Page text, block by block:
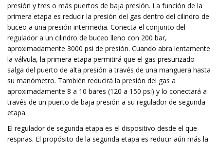
presión y tres o más puertos de baja presión. La función de la
primera etapa es reducir la presión del gas dentro del cilindro de
buceo a una presión intermedia. Conecta el conjunto del
regulador a un cilindro de buceo lleno con 200 bar,
aproximadamente 3000 psi de presión. Cuando abra lentamente
la válvula, la primera etapa permitirá que el gas presurizado
salga del puerto de alta presión a través de una manguera hasta
su manómetro. También reducirá la presión del gas a
aproximadamente 8 a 10 bares (120 a 150 psi) y lo conectará a
través de un puerto de baja presión a su regulador de segunda
etapa.
El regulador de segunda etapa es el dispositivo desde el que
respiras. El propósito de la segunda etapa es reducir aún más la